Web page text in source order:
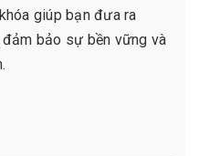
giúp bạn đưa ra
bảo sự bền vững và